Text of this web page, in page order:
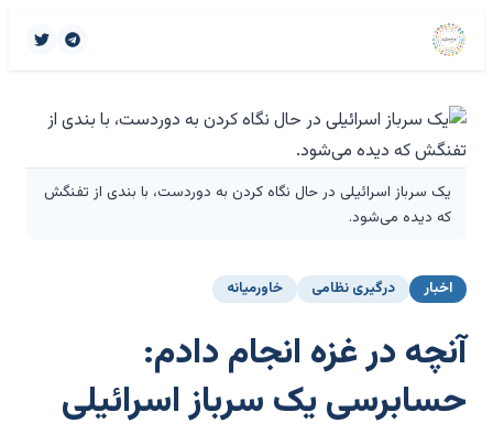
یک سرباز اسرائیلی در حال نگاه کردن به دوردست، با بندی از تفنگش
که دیده می‌شود.
اخبار درگیری نظامی خاورمیانه
آنچه در غزه انجام دادم:
حسابرسی یک سرباز اسرائیلی